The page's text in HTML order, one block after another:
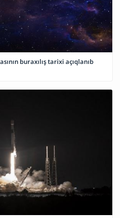
buraxılış tarixi açıqlanıb